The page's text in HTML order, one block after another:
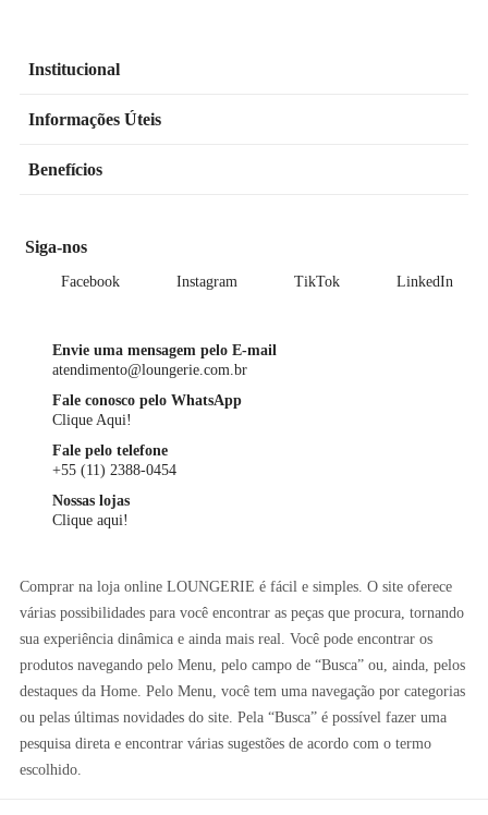
Institucional
Informações Úteis
Benefícios
Siga-nos
Facebook Instagram TikTok LinkedIn
Envie uma mensagem pelo E-mail
atendimento@loungerie.com.br
Fale conosco pelo WhatsApp
Clique Aqui!
Fale pelo telefone
+55 (11) 2388-0454
Nossas lojas
Clique aqui!
Comprar na loja online LOUNGERIE é fácil e simples. O site oferece
várias possibilidades para você encontrar as peças que procura, tornando
sua experiência dinâmica e ainda mais real. Você pode encontrar os
produtos navegando pelo Menu, pelo campo de “Busca” ou, ainda, pelos
destaques da Home. Pelo Menu, você tem uma navegação por categorias
ou pelas últimas novidades do site. Pela “Busca” é possível fazer uma
pesquisa direta e encontrar várias sugestões de acordo com o termo
escolhido.